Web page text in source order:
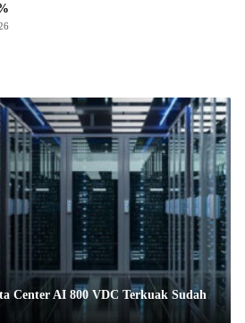
Center AI 800 VDC Terkuak Sudah